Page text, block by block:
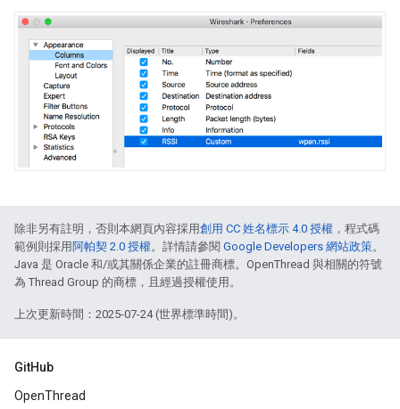
除非另有註明，否則本網頁內容採用創用 CC 姓名標示 4.0 授權 ，程式碼
範例則採用阿帕契 2.0 授權。詳情請參閱 Google Developers 網站政策。
Java 是 Oracle 和/或其關係企業的註冊商標。OpenThread 與相關的符號
為 Thread Group 的商標，且經過授權使用。
上次更新時間：2025-07-24 (世界標準時間)。
GitHub
OpenThread